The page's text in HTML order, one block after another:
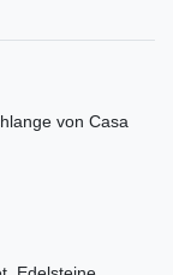
von Casa